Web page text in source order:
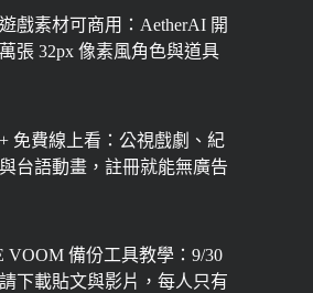
戲素材可商用：AetherAI 開
張 32px 像素風角色與道具
免費線上看：公視戲劇、紀
台語動畫，註冊就能無廣告
VOOM 備份工具教學：9/30
下載貼文與影片，每人只有